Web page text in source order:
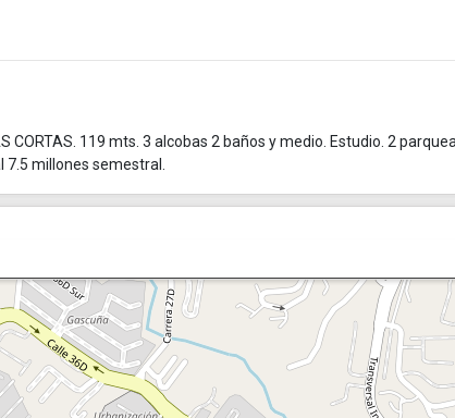
CORTAS. 119 mts. 3 alcobas 2 baños y medio. Estudio. 2
millones semestral.